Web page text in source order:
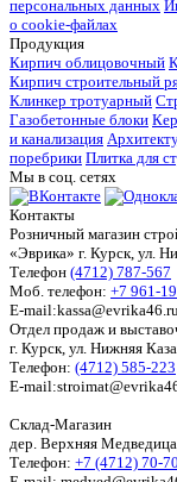
персональных данных
о cookie-файлах
Продукция
Кирпич облицовочный
Кирпич строительный
Клинкер тротуарный
Газобетонные блоки
и канализация
поребрики Плитка для
Мы в соц. сетях
Контакты
Розничный магазин
«Эврика» г. Курск, ул.
Телефон (4712) 787-567
Моб. телефон: +7 961-
E-
Отдел продаж и
г. Курск, ул. Нижняя
Телефон: (4712) 585-223
E-
Склад-Магазин
дер. Верхняя
Телефон: +7 (4712) 70-